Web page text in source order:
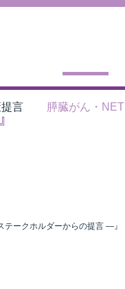
言 膵臓がん・NET
テークホルダーからの提言 ―』